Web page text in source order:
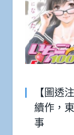
【圖透
續作，
事